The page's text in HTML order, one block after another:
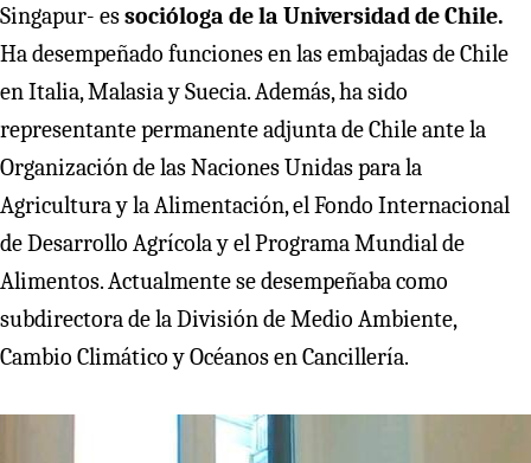
Singapur- essocióloga de la Universidad de Chile.
Ha desempeñado funciones en las embajadas de Chile
en Italia, Malasia y Suecia. Además, ha sido
representante permanente adjunta de Chile ante la
Organización de las Naciones Unidas para la
Agricultura y la Alimentación, el Fondo Internacional
de Desarrollo Agrícola y el Programa Mundial de
Alimentos. Actualmente se desempeñaba como
subdirectora de la División de Medio Ambiente,
Cambio Climático y Océanos en Cancillería.